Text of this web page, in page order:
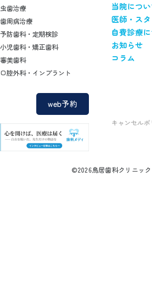
虫歯治療
歯周病治療
予防歯科・定期検診
小児歯科・矯正歯科
審美歯科
口腔外科・インプラント
当院につ
医師・ス
自費診療
お知らせ
コラム
web予約
キャンセルポ
©2026鳥居歯科クリニック